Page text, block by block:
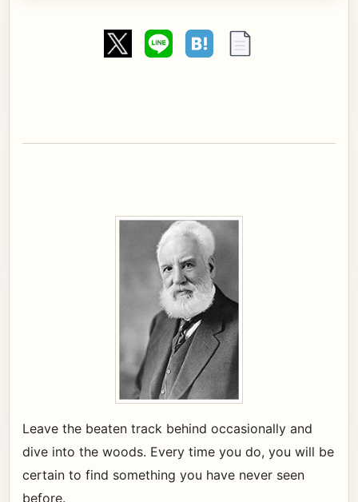
Leave the beaten track behind occasionally and
dive into the woods. Every time you do, you will be
certain to find something you have never seen
before.